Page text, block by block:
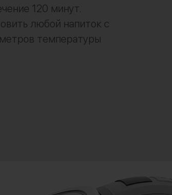
120 минут.
любой напиток с
температуры